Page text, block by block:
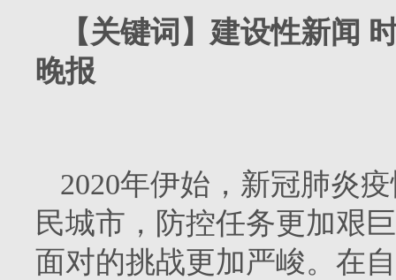
【关键词】建设性新闻
晚报
2020年伊始，新冠肺炎
民城市，防控任务更加艰
面对的挑战更加严峻。在